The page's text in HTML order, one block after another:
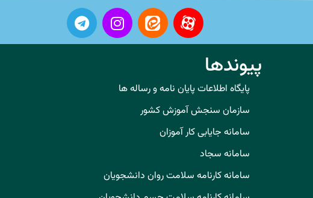
پیوندها
پایگاه اطلاعات پایان نامه و رساله ها
سازمان سنجش آموزش کشور
سامانه جایابی کار آموزان
سامانه سجاد
سامانه کارنامه سلامت روان دانشجویان